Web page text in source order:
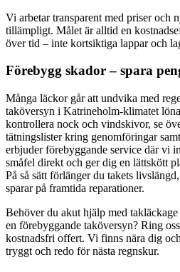
Vi arbetar transparent med priser och
tillämpligt. Målet är alltid en
över tid – inte kortsiktiga lappar och
Förebygg skador – spara
Många läckor går att undvika med
taköversyn i Katrineholm-klimatet
kontrollera nock och vindskivor, se
tätningslister kring genomföringar
erbjuder förebyggande service där vi
småfel direkt och ger dig en lättskött
På så sätt förlänger du takets
sparar på framtida reparationer.
Behöver du akut hjälp med
en förebyggande taköversyn? Ring
kostnadsfri offert. Vi finns nära dig
tryggt och redo för nästa regnskur.